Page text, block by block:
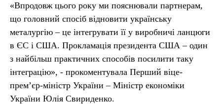
«Впродовж цього року ми пояснювали партнерам,
що головний спосіб відновити українську
металургію – це інтегрувати її у виробничі ланцюги
в ЄС і США. Прокламація президента США – один
з найбільш практичних способів посилити таку
інтеграцію», - прокоментувала Перший віце-
прем’єр-міністр України – Міністр економіки
України Юлія Свириденко.